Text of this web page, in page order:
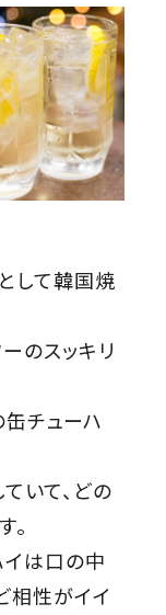
して韓国焼
のスッキリ
缶チューハ
いて、どの
。
イは口の中
相性がイイ